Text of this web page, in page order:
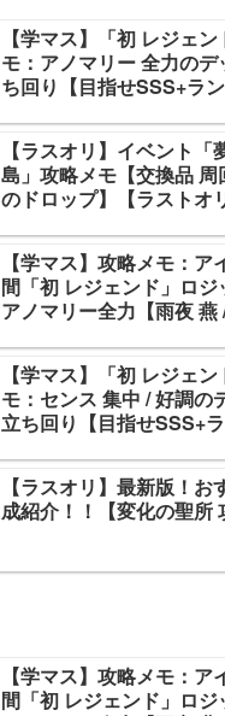
【学マス】「初 レジェ
モ：アノマリー 全力の
ち回り【目指せSSS+ラン
【ラスオリ】イベント「
島」攻略メモ【交換品 周
のドロップ】【ラストオ
【学マス】攻略メモ：ア
間「初 レジェンド」ロ
アノマリー全力【雨夜 燕
【学マス】「初 レジェ
モ：センス 集中 / 好調の
立ち回り【目指せSSS+ラ
【ラスオリ】最新版！お
成紹介！！【変化の聖所
【学マス】攻略メモ：ア
間「初 レジェンド」ロ